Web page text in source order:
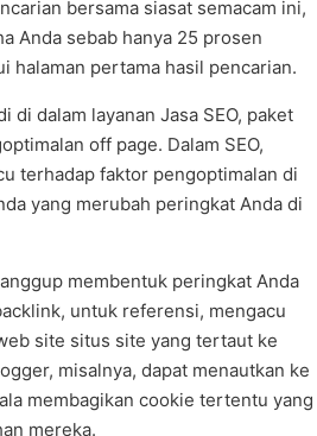
bersama siasat semacam ini,
Anda sebab hanya 25 prosen
halaman pertama hasil pencarian.
di dalam layanan Jasa SEO, paket
off page. Dalam SEO,
terhadap faktor pengoptimalan di
yang merubah peringkat Anda di
membentuk peringkat Anda
untuk referensi, mengacu
site situs site yang tertaut ke
misalnya, dapat menautkan ke
membagikan cookie tertentu yang
mereka.